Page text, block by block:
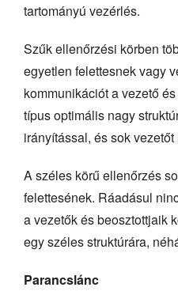
tartományú vezérlés.
Szűk ellenőrzési körben
egyetlen felettesnek vagy
kommunikációt a vezető
típus optimális nagy
irányítással, és sok
A széles körű ellenőrzés
felettesének. Ráadásul
a vezetők és beosztottjaik
egy széles struktúrára,
Parancslánc